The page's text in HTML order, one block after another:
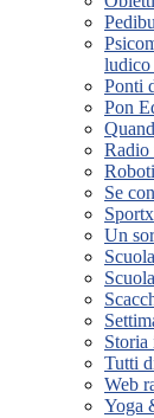
Ponti
Pon
Radio
Se
Un
Storia
Tutti
Web
Yoga